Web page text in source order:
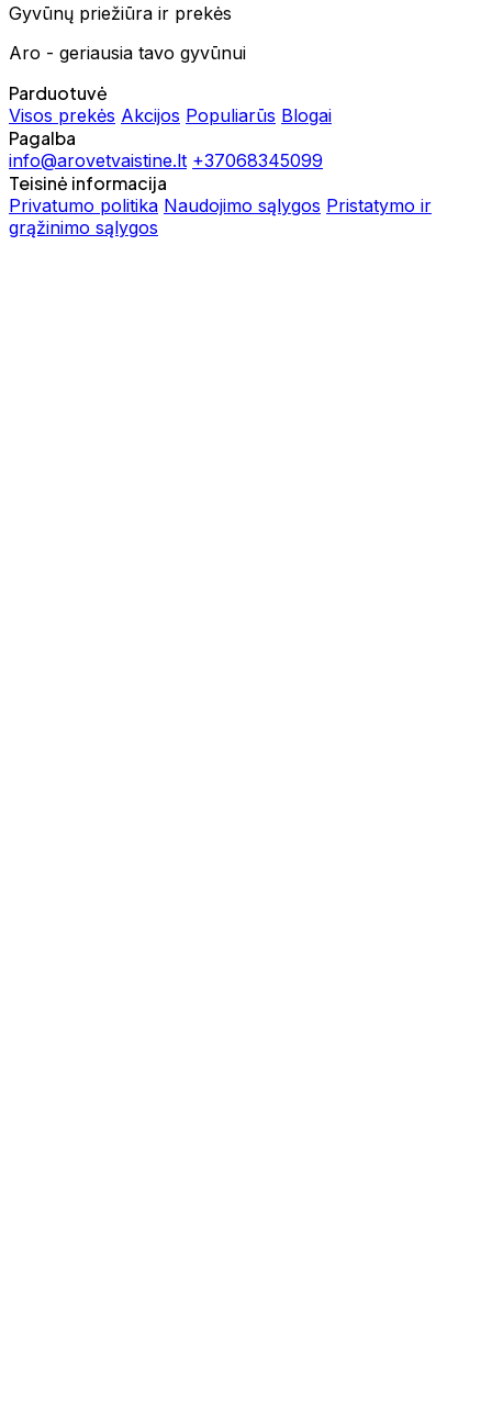
Gyvūnų priežiūra ir prekės
Aro - geriausia tavo gyvūnui
Parduotuvė
Visos prekės Akcijos Populiarūs Blogai
Pagalba
info@arovetvaistine.lt +37068345099
Teisinė informacija
Privatumo politika Naudojimo sąlygos Pristatymo ir
grąžinimo sąlygos